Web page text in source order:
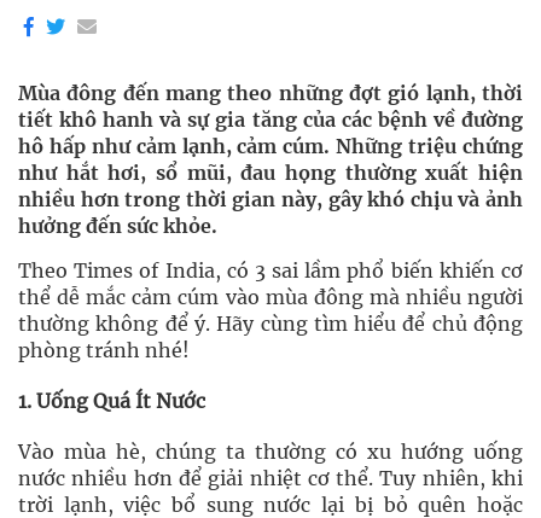
Mùa đông đến mang theo những đợt gió lạnh, thời
tiết khô hanh và sự gia tăng của các bệnh về đường
hô hấp như cảm lạnh, cảm cúm. Những triệu chứng
như hắt hơi, sổ mũi, đau họng thường xuất hiện
nhiều hơn trong thời gian này, gây khó chịu và ảnh
hưởng đến sức khỏe.
Theo Times of India, có 3 sai lầm phổ biến khiến cơ
thể dễ mắc cảm cúm vào mùa đông mà nhiều người
thường không để ý. Hãy cùng tìm hiểu để chủ động
phòng tránh nhé!
1. Uống Quá Ít Nước
Vào mùa hè, chúng ta thường có xu hướng uống
nước nhiều hơn để giải nhiệt cơ thể. Tuy nhiên, khi
trời lạnh, việc bổ sung nước lại bị bỏ quên hoặc